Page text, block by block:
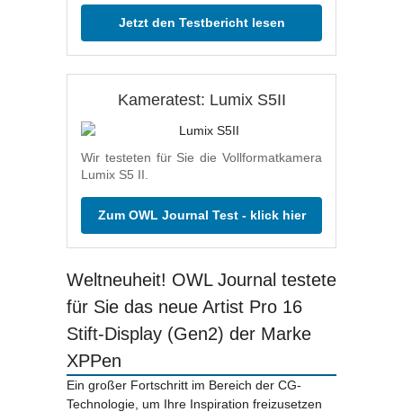
Jetzt den Testbericht lesen
Kameratest: Lumix S5II
Wir testeten für Sie die Vollformatkamera
Lumix S5 II.
Zum OWL Journal Test - klick hier
Weltneuheit! OWL Journal testete
für Sie das neue Artist Pro 16
Stift-Display (Gen2) der Marke
XPPen
Ein großer Fortschritt im Bereich der CG-
Technologie, um Ihre Inspiration freizusetzen